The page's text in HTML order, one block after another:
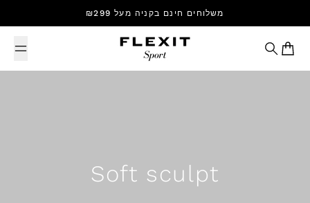
Skip to content משלוחים חינם בקניה מעל ₪299
Search
Cart
Soft sculpt